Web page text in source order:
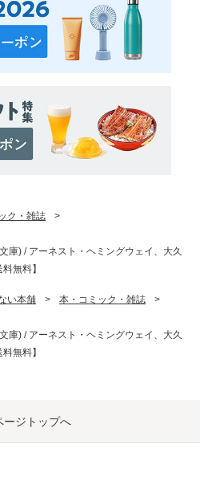
ク・雑誌
>
庫) / アーネスト・ヘミングウェイ、大久
無料】
い本舗 > 本・コミック・雑誌
>
庫) / アーネスト・ヘミングウェイ、大久
無料】
ージトップへ